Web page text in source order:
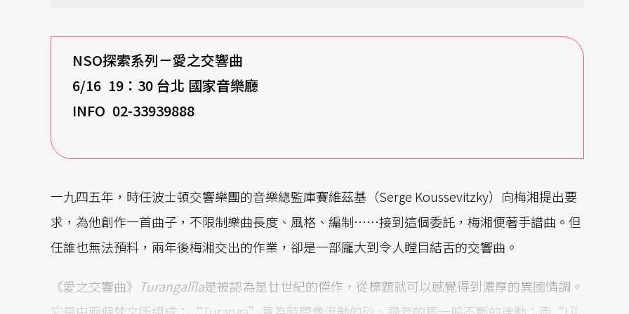
NSO探索系列－愛之交響曲
6/16 19 ：30 台北 國家音樂廳
INFO 02-33939888
一九四五年，時任波士頓交響樂團的音樂總監庫賽維茲基（Serge Koussevitzky）向梅湘提出要
求，為他創作一首曲子，不限制樂曲長度、風格、編制……接到這個委託，梅湘便著手譜曲。但
任誰也無法預料，兩年後梅湘交出的作業，卻是一部龐大到令人瞠目結舌的交響曲。
《愛之交響曲》 Turangalîla是被認為是廿世紀的傑作，從標題就可以感覺得到濃厚的異國情調。